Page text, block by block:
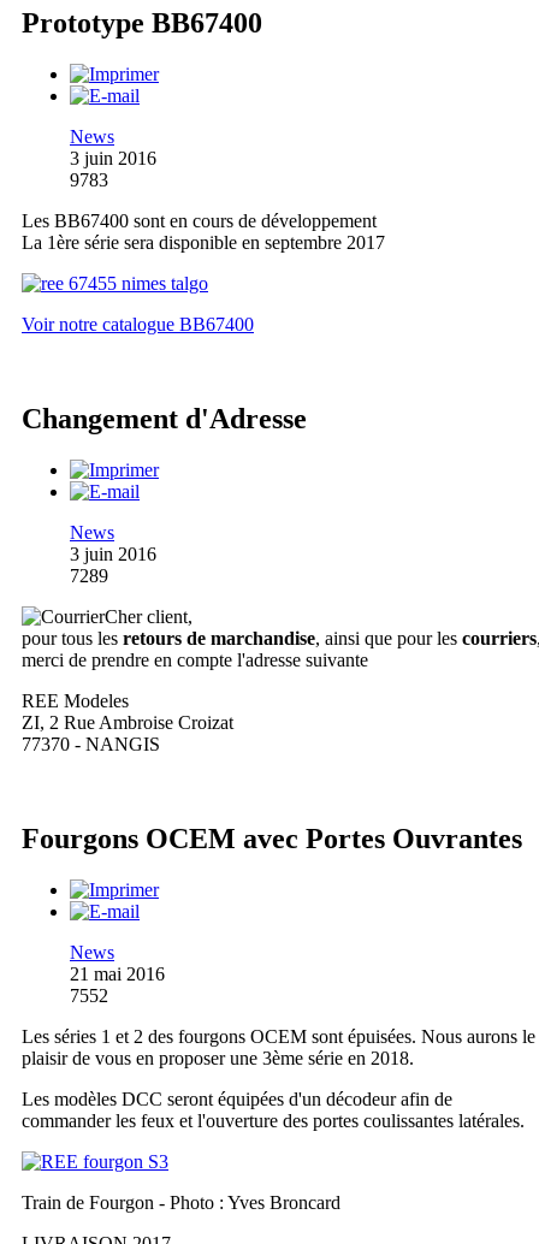
Prototype BB67400
News
3 juin 2016
9783
Les BB67400 sont en cours de développement
La 1ère série sera disponible en septembre 2017
Voir notre catalogue BB67400
Changement d'Adresse
News
3 juin 2016
7289
Cher client,
pour tous les retours de marchandise, ainsi que pour les courriers
merci de prendre en compte l'adresse suivante
REE Modeles
ZI, 2 Rue Ambroise Croizat
77370 - NANGIS
Fourgons OCEM avec Portes Ouvrantes
News
21 mai 2016
7552
Les séries 1 et 2 des fourgons OCEM sont épuisées. Nous aurons le
plaisir de vous en proposer une 3ème série en 2018.
Les modèles DCC seront équipées d'un décodeur afin de
commander les feux et l'ouverture des portes coulissantes latérales.
Train de Fourgon - Photo : Yves Broncard